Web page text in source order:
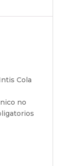
Cola
no